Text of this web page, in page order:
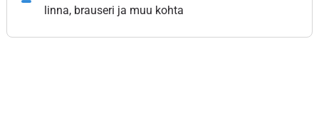
linna, brauseri ja muu kohta